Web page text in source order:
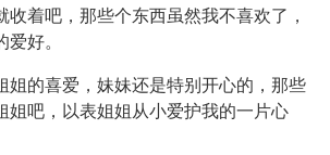
收着吧，那些个东西虽然我不喜欢了，
好。
姐的喜爱，妹妹还是特别开心的，那些
姐吧，以表姐姐从小爱护我的一片心